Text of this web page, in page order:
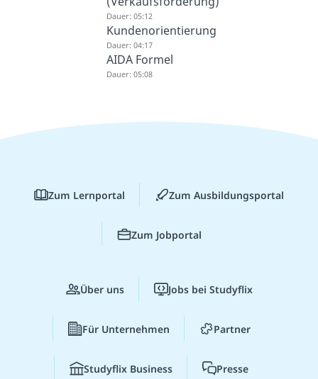
Dauer: 05:12
Kundenorientierung
Dauer: 04:17
AIDA Formel
Dauer: 05:08
Zum Lernportal Zum Ausbildungsportal
Zum Jobportal
Über uns Jobs bei Studyflix
Für Unternehmen Partner
Studyflix Business Presse